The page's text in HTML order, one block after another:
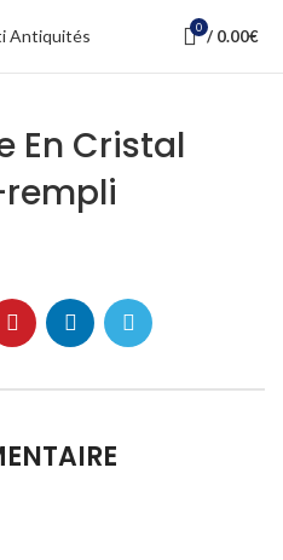
0 / 0.00€
En Cristal
rempli